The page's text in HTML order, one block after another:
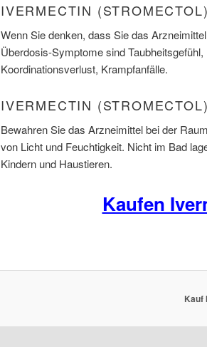
IVERMECTIN
Wenn Sie denken, dass Sie das
Überdosis-Symptome sind
Koordinationsverlust, Krampfanfälle.
IVERMECTIN
Bewahren Sie das Arzneimittel bei der
von Licht und Feuchtigkeit. Nicht im Bad
Kindern und Haustieren.
Kaufen
Kauf